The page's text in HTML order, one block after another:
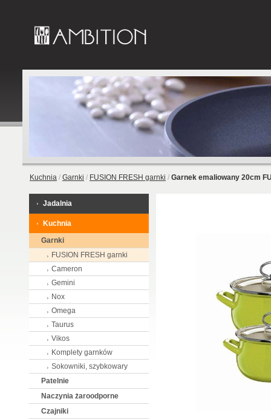
Kuchnia / Garnki / FUSION FRESH garnki / Garnek emaliowany 20cm
Jadalnia
Kuchnia
Garnki
FUSION FRESH garnki
Cameron
Gemini
Nox
Omega
Taurus
Vikos
Komplety garnków
Sokowniki, szybkowary
Patelnie
Naczynia żaroodporne
Czajniki